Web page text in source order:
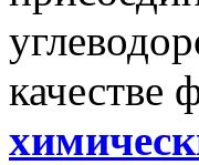
качестве